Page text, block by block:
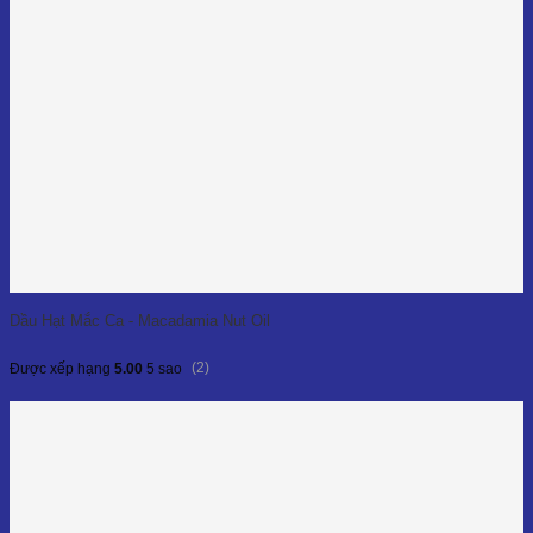
Dầu Hạt Mắc Ca - Macadamia Nut Oil
Được xếp hạng 5.00 5 sao (2)